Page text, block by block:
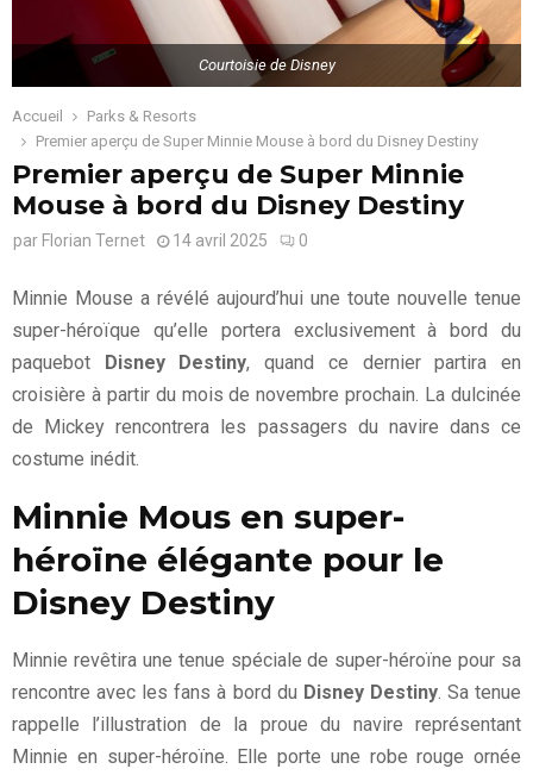
Courtoisie de Disney
Accueil
Parks & Resorts
Premier aperçu de Super Minnie Mouse à bord du Disney Destiny
Premier aperçu de Super Minnie
Mouse à bord du Disney Destiny
par Florian Ternet 14 avril 2025 0
Minnie Mouse a révélé aujourd’hui une toute nouvelle tenue
super-héroïque qu’elle portera exclusivement à bord du
paquebot Disney Destiny, quand ce dernier partira en
croisière à partir du mois de novembre prochain. La dulcinée
de Mickey rencontrera les passagers du navire dans ce
costume inédit.
Minnie Mous en super-
héroïne élégante pour le
Disney Destiny
Minnie revêtira une tenue spéciale de super-héroïne pour sa
rencontre avec les fans à bord du Disney Destiny. Sa tenue
rappelle l’illustration de la proue du navire représentant
Minnie en super-héroïne. Elle porte une robe rouge ornée